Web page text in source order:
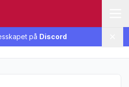
på Discord